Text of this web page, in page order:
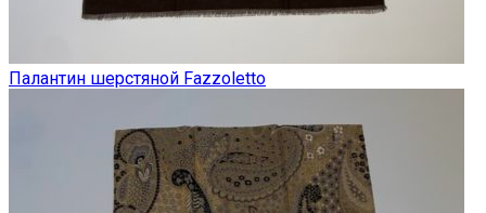
Палантин шерстяной Fazzoletto